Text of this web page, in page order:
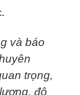
và báo
trọng,
độ